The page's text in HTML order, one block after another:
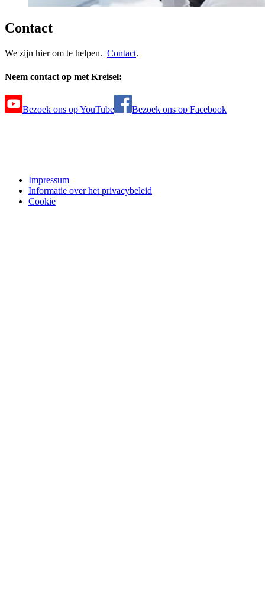
Contact
We zijn hier om te helpen. Contact.
Neem contact op met Kreisel:
Bezoek ons op YouTube Bezoek ons op Facebook
Impressum
Informatie over het privacybeleid
Cookie